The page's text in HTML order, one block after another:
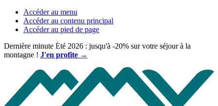
Accéder au menu
Accéder au contenu principal
Accéder au pied de page
Dernière minute Été 2026 : jusqu'à -20% sur votre séjour à la
montagne ! J'en profite →